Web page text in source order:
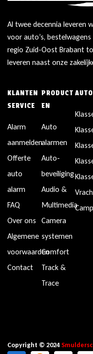
Al twee decennia leveren
voor auto’s,
regio Zuid-Oost Brabant
leveren naast onze
KLANTEN
SERVICE
Alarm
aanmelden
Offerte
auto
alarm
FAQ
Over ons
Algemene
voorwaarden
Contact
PRODUCT
EN
Auto
alarmen
Auto-
beveiliging
Audio &
Multimedia
Camera
systemen
Comfort
Track &
Trace
Copyright © 2024